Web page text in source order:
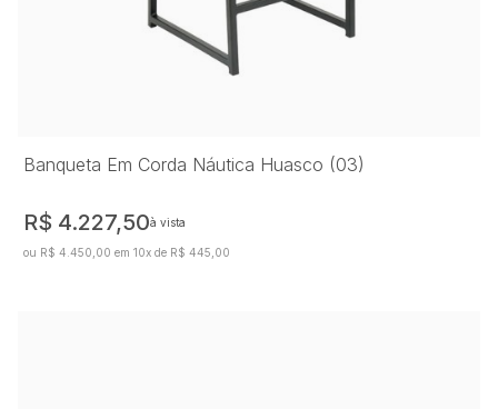
Banqueta Em Corda Náutica Huasco (03)
R$ 4.227,50à vista
ou R$ 4.450,00 em 10x de R$ 445,00